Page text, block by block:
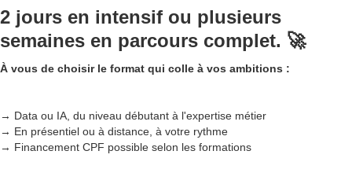
2 jours en intensif ou plusieurs
semaines en parcours complet. 🚀
À vous de choisir le format qui colle à vos ambitions :
→ Data ou IA, du niveau débutant à l'expertise métier
→ En présentiel ou à distance, à votre rythme
→ Financement CPF possible selon les formations